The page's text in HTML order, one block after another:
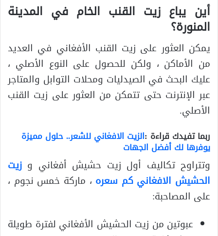
أين يباع زيت القنب الخام في المدينة
المنورة؟
يمكن العثور على زيت القنب الأفغاني في العديد
من الأماكن ، ولكن للحصول على النوع الأصلي ،
عليك البحث في الصيدليات ومحلات التوابل والمتاجر
عبر الإنترنت حتى تتمكن من العثور على زيت القنب
الأصلي.
ربما تفيدك قراءة :الزيت الافغاني للشعر.. حلول مميزة
يوفرها لك أفضل الجهات
وتتراوح تكاليف أول زيت حشيش أفغاني و زيت
الحشيش الافغاني كم سعره ، ماركة خمس نجوم ،
على المصاحبة:
عبوتين من زيت الحشيش الأفغاني لفترة طويلة